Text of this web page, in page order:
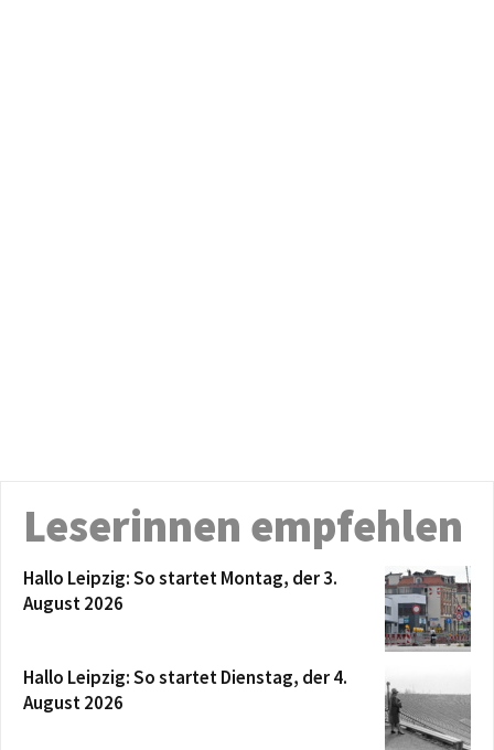
Leserinnen empfehlen
Hallo Leipzig: So startet Montag, der 3.
August 2026
Hallo Leipzig: So startet Dienstag, der 4.
August 2026